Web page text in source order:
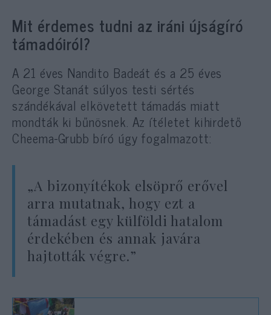
Mit érdemes tudni az iráni újságíró
támadóiról?
A 21 éves Nandito Badeát és a 25 éves
George Stanát súlyos testi sértés
szándékával elkövetett támadás miatt
mondták ki bűnösnek. Az ítéletet kihirdető
Cheema-Grubb bíró úgy fogalmazott:
„A bizonyítékok elsöprő erővel
arra mutatnak, hogy ezt a
támadást egy külföldi hatalom
érdekében és annak javára
hajtották végre.”